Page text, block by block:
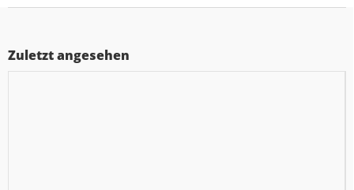
Zuletzt angesehen